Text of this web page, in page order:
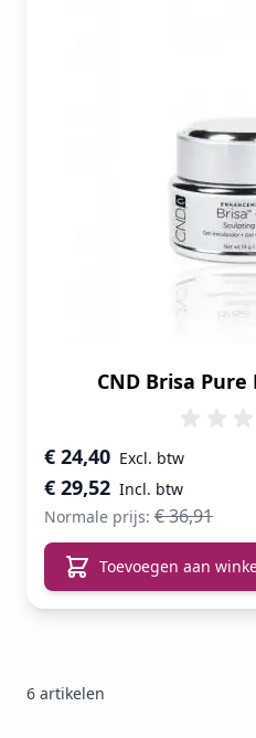
CND Brisa Pure
Speciale prijs
€ 29,52
€ 24,40
Normale prijs: € 36,91
Toevoegen aan
6 artikelen